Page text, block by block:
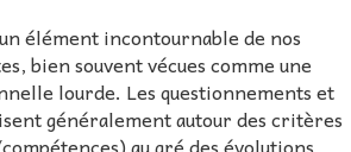
élément incontournable de nos
bien souvent vécues comme une
lourde. Les questionnements et
généralement autour des critères